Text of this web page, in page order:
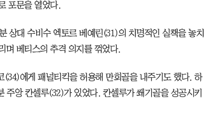
포문을 열었다.
상대 수비수 엑토르 베예린(31)의 치명적인 실책을 놓치
며 베티스의 추격 의지를 꺾었다.
(34)에게 패널티킥을 허용해 만회골을 내주기도 했다. 하
주앙 칸셀루(32)가 있었다. 칸셀루가 쐐기골을 성공시키